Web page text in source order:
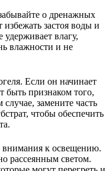
о дренажных
застоя воды и
удерживает влагу,
влажности и не
Если он начинает
быть признаком того,
замените часть
чтобы обеспечить
внимания к освещению.
рассеянным светом.